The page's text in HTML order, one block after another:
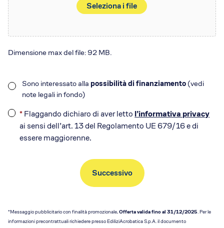
Seleziona i file
Dimensione max del file: 92 MB.
Interesse
finanziamento
Sono interessato alla possibilità di finanziamento (vedi
note legali in fondo)
* *Flaggando dichiaro di aver letto l’informativa privacy
ai sensi dell’art. 13 del Regolamento UE 679/16 e di
essere maggiorenne.
*Messaggio pubblicitario con finalità promozionale. Offerta valida fino al 31/12/2025. Per le
informazioni precontrattuali richiedere presso EdiliziAcrobatica S.p.A. il documento